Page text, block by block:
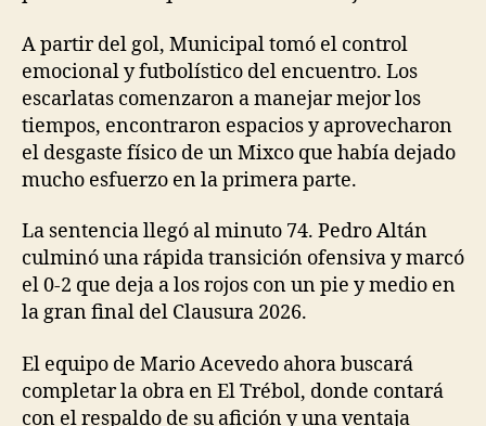
A partir del gol, Municipal tomó el control
emocional y futbolístico del encuentro. Los
escarlatas comenzaron a manejar mejor los
tiempos, encontraron espacios y aprovecharon
el desgaste físico de un Mixco que había dejado
mucho esfuerzo en la primera parte.
La sentencia llegó al minuto 74. Pedro Altán
culminó una rápida transición ofensiva y marcó
el 0-2 que deja a los rojos con un pie y medio en
la gran final del Clausura 2026.
El equipo de Mario Acevedo ahora buscará
completar la obra en El Trébol, donde contará
con el respaldo de su afición y una ventaja